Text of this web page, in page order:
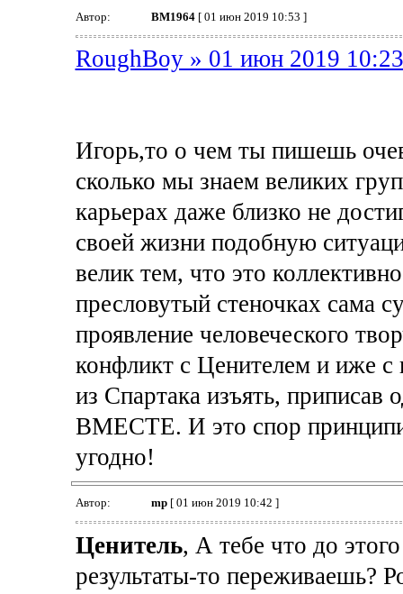
Автор: BM1964[ 01 июн 2019 10:53 ]
RoughBoy » 01 июн 2019 10:23
Игорь,то о чем ты пишешь
сколько мы знаем великих
карьерах даже близко не
своей жизни подобную
велик тем, что это
пресловутый стеночках сама
проявление человеческого
конфликт с Ценителем и иже
из Спартака изъять, приписав
ВМЕСТЕ. И это спор
угодно!
Автор: mp[ 01 июн 2019 10:42 ]
Ценитель, А тебе что до
результаты-то переживаешь?